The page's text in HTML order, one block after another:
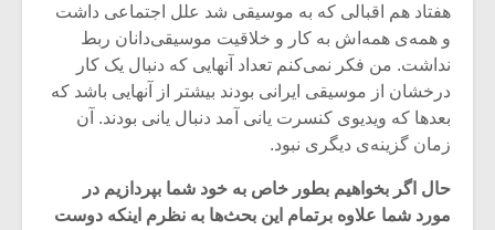
هفتاد هم اقبالی که به موسیقی شد علل اجتماعی داشت
و همه‌‌ی همه‌اش به کار و خلاقیت موسیقی‌دانان ربط
نداشت. من فکر نمی‌کنم تعداد آنهایی که دنبال یک کار
درخشان از موسیقی ایرانی بودند بیشتر از آنهایی باشد که
بعدها که ویدیوی کنسرت یانی آمد دنبال یانی بودند. آن
زمان گزینه‌ی دیگری نبود.
حال اگر بخواهیم بطور خاص به خود شما بپردازیم در
مورد شما علاوه برتمام این بحث‌ها به نظرم اینکه دوست